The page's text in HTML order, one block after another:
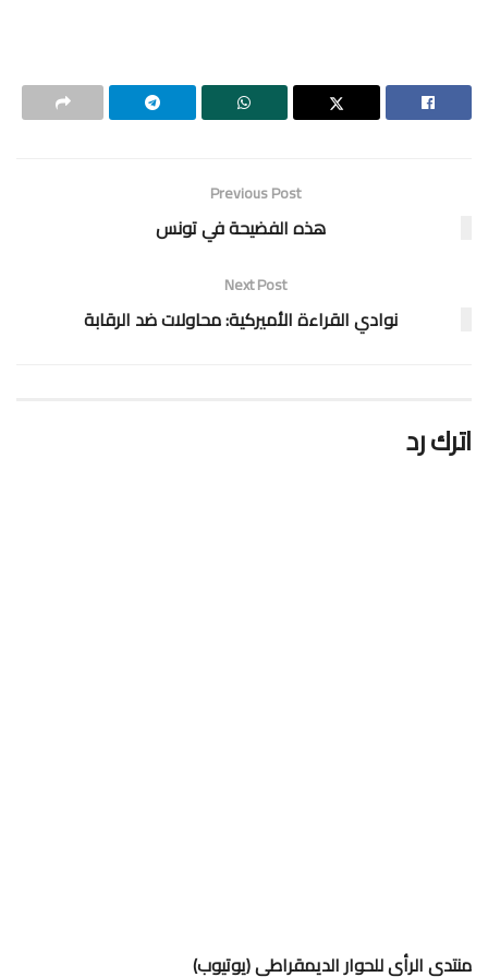
Previous Post
هذه الفضيحة في تونس
Next Post
نوادي القراءة الأميركية: محاولات ضد الرقابة
اترك رد
منتدى الرأي للحوار الديمقراطي (يوتيوب)